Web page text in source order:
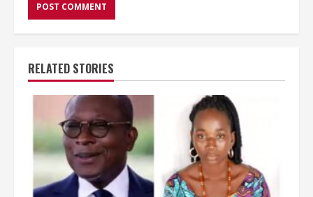
RELATED STORIES